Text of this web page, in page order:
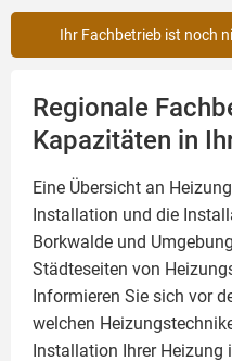
Ihr Fachbetrieb ist noch
Regionale
Kapazitäten in
Eine Übersicht an
Installation und die
Borkwalde und
Städteseiten von
Informieren Sie sich vor
welchen
Installation Ihrer